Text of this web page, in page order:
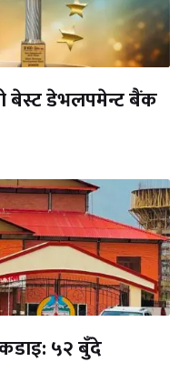
बेस्ट डेभलपमेन्ट बैंक
५२ बुँदे